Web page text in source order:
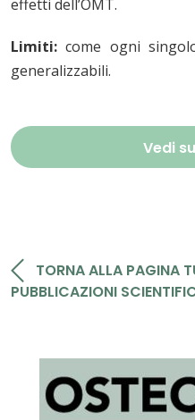
effetti dell’OMT.
Limiti: come ogni
generalizzabili.
Vedi
TORNA ALLA PAGINA
PUBBLICAZIONI